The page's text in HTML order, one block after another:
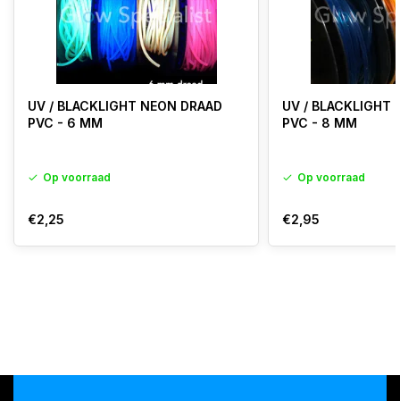
UV / BLACKLIGHT NEON DRAAD
PVC - 6 MM
Op voorraad
€2,25
UV / BLACKLIGHT
PVC - 8 MM
Op voorraad
€2,95